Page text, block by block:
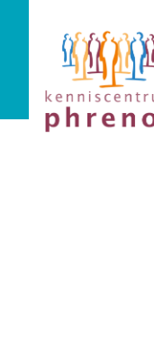
Phrenos
website